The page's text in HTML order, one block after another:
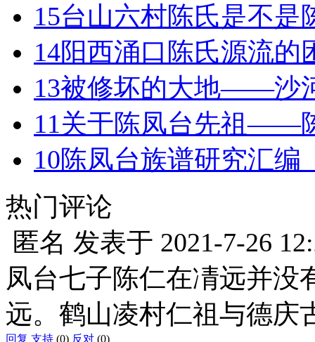
15台山六村陈氏是不是
14阳西涌口陈氏源流的
13被修坏的大地——沙
11关于陈凤台先祖——
10陈凤台族谱研究汇编
热门评论
匿名 发表于 2021-7-26
凤台七子陈仁在凊远并没
远。鹤山凌村仁祖与德庆
回复 支持 (0) 反对 (0)